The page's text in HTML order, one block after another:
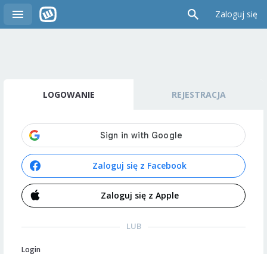
Zaloguj się
LOGOWANIE REJESTRACJA
Zaloguj się z Facebook
Zaloguj się z Apple
LUB
Login